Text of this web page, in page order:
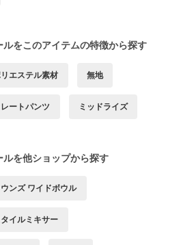
をこのアイテムの特徴から探す
エステル素材 無地
ートパンツ ミッドライズ
を他ショップから探す
ンズ ワイドボウル
イルミキサー